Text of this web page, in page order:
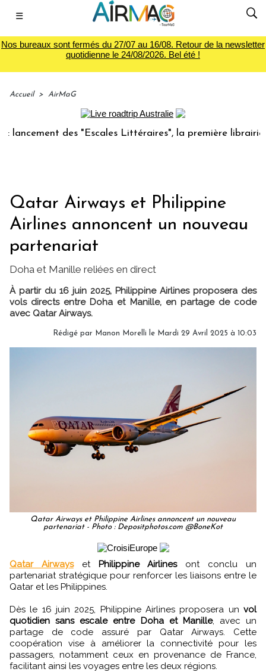
☰
Nos bureaux sont fermés du 27/07 au 16/08. Retour de la newsletter
quotidienne le 24/08/2026. Bel été !
Accueil > AirMaG
des "Escales Littéraires", la première librairie du
Qatar Airways et Philippine
Airlines annoncent un nouveau
partenariat
Doha et Manille reliées en direct
À partir du 16 juin 2025, Philippine Airlines proposera des
vols directs entre Doha et Manille, en partage de code
avec Qatar Airways.
Rédigé par Manon Morelli le Mardi 29 Avril 2025 à 10:03
Qatar Airways et Philippine Airlines annoncent un nouveau
partenariat - Photo : Depositphotos.com @BoneKot
Qatar Airwayset Philippine Airlinesont conclu un
partenariat stratégique pour renforcer les liaisons entre le
Qatar et les Philippines.
Dès le 16 juin 2025, Philippine Airlines proposera un vol
quotidien sans escale entre Doha et Manille, avec un
partage de code assuré par Qatar Airways. Cette
coopération vise à améliorer la connectivité pour les
passagers, notamment ceux en provenance de France,
facilitant ainsi les voyages entre les deux régions.